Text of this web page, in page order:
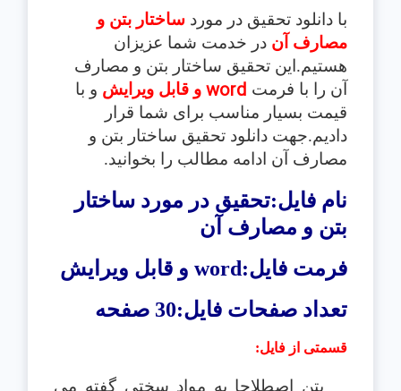
با دانلود تحقیق در مورد ساختار بتن و
مصارف آندر خدمت شما عزیزان
هستیم.این تحقیق ساختار بتن و مصارف
آن را با فرمت word و قابل ویرایش و با
قیمت بسیار مناسب برای شما قرار
دادیم.جهت دانلود تحقیق ساختار بتن و
مصارف آن ادامه مطالب را بخوانید.
نام فایل:تحقیق در مورد ساختار
بتن و مصارف آن
فرمت فایل:word و قابل ویرایش
تعداد صفحات فایل:30 صفحه
قسمتی از فایل:
بتن اصطلاحا به مواد سختي گفته مي